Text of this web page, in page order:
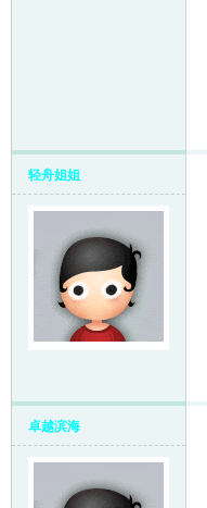
轻舟姐姐
卓越滨海